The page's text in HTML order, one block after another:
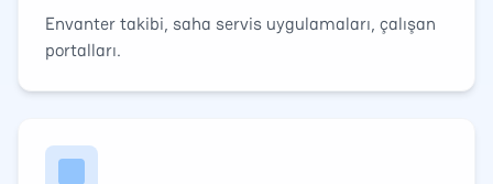
Envanter takibi, saha servis uygulamaları, çalışan
portalları.